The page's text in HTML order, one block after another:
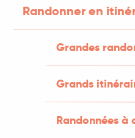
Randonner en
Grandes
Grands
Randonnées
- Padirac à 4km
- Bourg